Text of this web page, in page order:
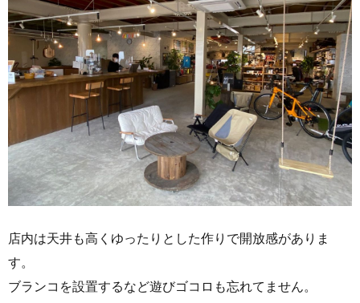
店内は天井も高くゆったりとした作りで開放感がありま
す。
ブランコを設置するなど遊びゴコロも忘れてません。